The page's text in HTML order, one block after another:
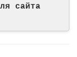
сайта